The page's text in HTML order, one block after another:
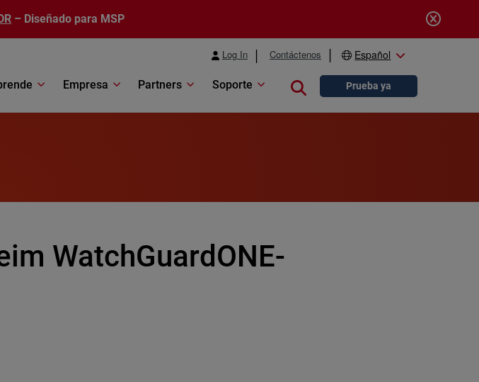
– Diseñado para MSP
Log In Contáctenos Español
Empresa Partners Soporte Close searchPrueba ya
WatchGuardONE-